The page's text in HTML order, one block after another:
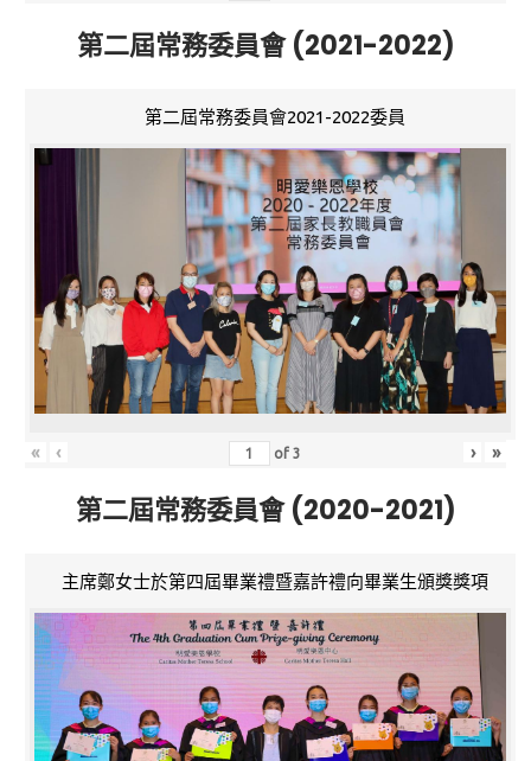
第二屆常務委員會 (2021-2022)
第二屆常務委員會2021-2022委員
« ‹ of3 › »
第二屆常務委員會 (2020-2021)
主席鄭女士於第四屆畢業禮暨嘉許禮向畢業生頒獎獎項